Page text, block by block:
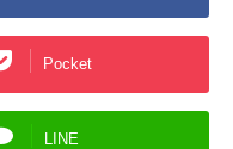
Pocket
LINE